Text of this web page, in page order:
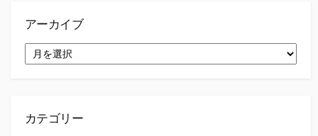
アーカイブ
ー
カテゴリー